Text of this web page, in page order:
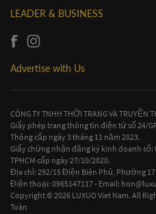
LEADER & BUSINESS
Advertise with Us
CÔNG TY TNHH THỜI TRANG VÀ TRUYỀN
Giấy phép trang thông tin điện tử số 24/
Thông cấp ngày 3 tháng 11 năm 2023.
Giấy chứng nhận đăng ký kinh doanh số:
TPHCM cấp ngày 27/10/2020.
Địa chỉ: 292/15 Điện Biên Phủ, Phường
Điện thoại: 0965147117 - Email:
Copyright © 2026 LUXUO Viet Nam. All
Toàn